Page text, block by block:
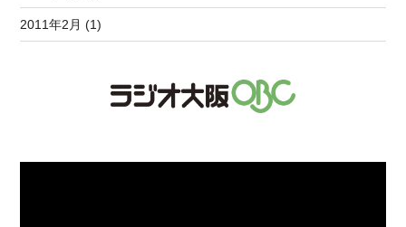
2011年2月 (1)